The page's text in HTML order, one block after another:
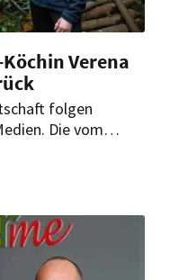
Verena
folgen
Die vom
Köchin Leister